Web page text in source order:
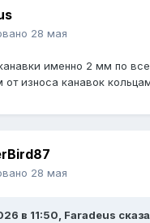
28 мая
именно 2 мм по
от износа канавок
28 мая
в 11:50, Faradeus